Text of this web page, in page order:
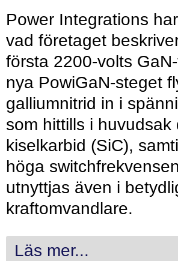
Power Integrations
vad företaget
första 2200-volts
nya PowiGaN-steget
galliumnitrid in i
som hittills i huvudsak
kiselkarbid (SiC),
höga
utnyttjas även i
kraftomvandlare.
Läs mer...